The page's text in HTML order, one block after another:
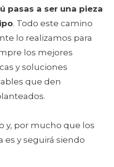
pasas a ser una pieza
. Todo este camino
lo realizamos para
los mejores
y soluciones
que den
y, por mucho que los
y seguirá siendo